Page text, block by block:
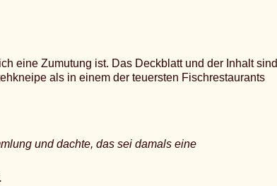
eine Zumutung ist. Das Deckblatt und der Inhalt sind
als in einem der teuersten Fischrestaurants
und dachte, das sei damals eine